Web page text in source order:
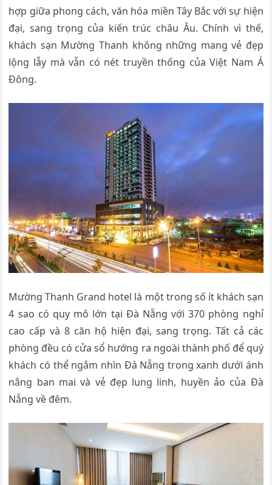
hợp giữa phong cách, văn hóa miền Tây Bắc với sự hiện
đại, sang trọng của kiến trúc châu Âu. Chính vì thế,
khách sạn Mường Thanh không những mang vẻ đẹp
lộng lẫy mà vẫn có nét truyền thống của Việt Nam Á
Đông.
Mường Thanh Grand hotel là một trong số ít khách sạn
4 sao có quy mô lớn tại Đà Nẵng với 370 phòng nghỉ
cao cấp và 8 căn hộ hiện đại, sang trọng. Tất cả các
phòng đều có cửa sổ hướng ra ngoài thành phố để quý
khách có thể ngắm nhìn Đà Nẵng trong xanh dưới ánh
nắng ban mai và vẻ đẹp lung linh, huyền ảo của Đà
Nẵng về đêm.